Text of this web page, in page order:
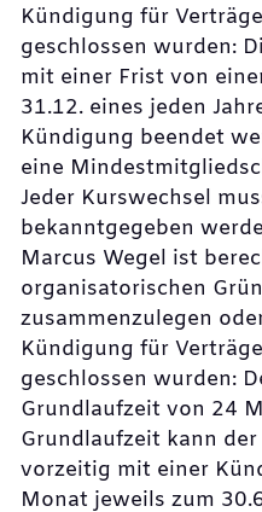
Kündigung für
geschlossen wurden:
mit einer Frist von
31.12. eines jeden
Kündigung beendet
eine
Jeder Kurswechsel
bekanntgegeben
Marcus Wegel ist
organisatorischen
zusammenzulegen
Kündigung für
geschlossen wurden:
Grundlaufzeit von 24
Grundlaufzeit kann
vorzeitig mit einer
Monat jeweils zum